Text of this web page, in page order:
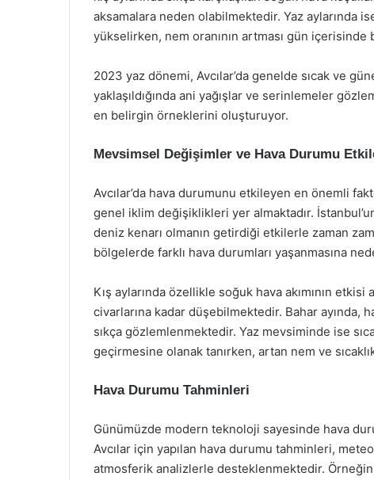
aksamalara neden olabilmektedir. Yaz aylarında
yükselirken, nem oranının artması gün içerisinde
2023 yaz dönemi, Avcılar’da genelde sıcak ve
yaklaşıldığında ani yağışlar ve serinlemeler
en belirgin örneklerini oluşturuyor.
Mevsimsel Değişimler ve Hava Durumu
Avcılar’da hava durumunu etkileyen en önemli
genel iklim değişiklikleri yer almaktadır.
deniz kenarı olmanın getirdiği etkilerle zaman
bölgelerde farklı hava durumları yaşanmasına
Kış aylarında özellikle soğuk hava akımının etkisi
civarlarına kadar düşebilmektedir. Bahar ayında,
sıkça gözlemlenmektedir. Yaz mevsiminde ise
geçirmesine olanak tanırken, artan nem ve
Hava Durumu Tahminleri
Günümüzde modern teknoloji sayesinde hava
Avcılar için yapılan hava durumu tahminleri,
atmosferik analizlerle desteklenmektedir.